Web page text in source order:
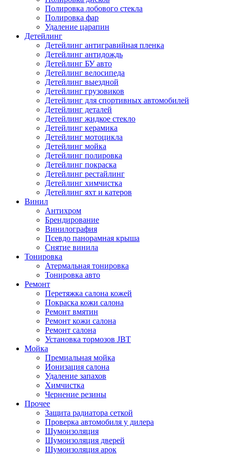
Полировка лобового стекла
Полировка фар
Удаление царапин
Детейлинг
Детейлинг антигравийная пленка
Детейлинг антидождь
Детейлинг БУ авто
Детейлинг велосипеда
Детейлинг выездной
Детейлинг грузовиков
Детейлинг для спортивных автомобилей
Детейлинг деталей
Детейлинг жидкое стекло
Детейлинг керамика
Детейлинг мотоцикла
Детейлинг мойка
Детейлинг полировка
Детейлинг покраска
Детейлинг рестайлинг
Детейлинг химчистка
Детейлинг яхт и катеров
Винил
Антихром
Брендирование
Винилография
Псевдо панорамная крыша
Снятие винила
Тонировка
Атермальная тонировка
Тонировка авто
Ремонт
Перетяжка салона кожей
Покраска кожи салона
Ремонт вмятин
Ремонт кожи салона
Ремонт салона
Установка тормозов JBT
Мойка
Премиальная мойка
Ионизация салона
Удаление запахов
Химчистка
Чернение резины
Прочее
Защита радиатора сеткой
Проверка автомобиля у дилера
Шумоизоляция
Шумоизоляция дверей
Шумоизоляция арок